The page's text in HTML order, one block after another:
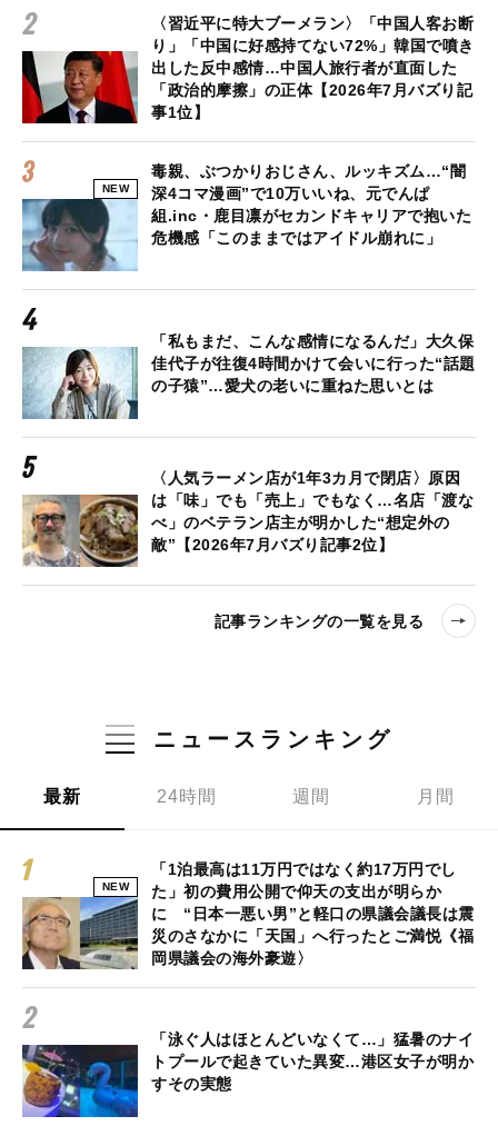
〈習近平に特大ブーメラン〉「中国人客お断
り」「中国に好感持てない72%」韓国で噴き
出した反中感情…中国人旅行者が直面した
「政治的摩擦」の正体【2026年7月バズり記
事1位】
NEW
毒親、ぶつかりおじさん、ルッキズム…“闇
深4コマ漫画”で10万いいね、元でんぱ
組.inc・鹿目凛がセカンドキャリアで抱いた
危機感「このままではアイドル崩れに」
「私もまだ、こんな感情になるんだ」大久保
佳代子が往復4時間かけて会いに行った“話題
の子猿”…愛犬の老いに重ねた思いとは
〈人気ラーメン店が1年3カ月で閉店〉原因
は「味」でも「売上」でもなく…名店「渡な
べ」のベテラン店主が明かした“想定外の
敵”【2026年7月バズり記事2位】
記事ランキングの一覧を見る
ニュースランキング
最新 24時間 週間 月間
NEW
「1泊最高は11万円ではなく約17万円でし
た」初の費用公開で仰天の支出が明らか
に “日本一悪い男”と軽口の県議会議長は震
災のさなかに「天国」へ行ったとご満悦《福
岡県議会の海外豪遊〉
「泳ぐ人はほとんどいなくて…」猛暑のナイ
トプールで起きていた異変…港区女子が明か
すその実態